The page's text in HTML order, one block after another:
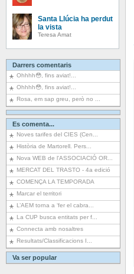
Santa Llúcia ha perdut
la vista
Teresa Amat
Darrers comentaris
Ohhhh😳, fins aviat!...
Ohhhh😳, fins aviat!...
Rosa, em sap greu, però no ...
Es comenta...
Noves tarifes del CIES (Cen...
Història de Martorell. Pers...
Nova WEB de l'ASSOCIACIÓ OR...
MERCAT DEL TRASTO - 4a edició
COMENÇA LA TEMPORADA
Marcar el territori
L’AEM torna a ‘fer el cabra...
La CUP busca entitats per f...
Connecta amb nosaltres
Resultats/Classificacions I...
Va ser popular